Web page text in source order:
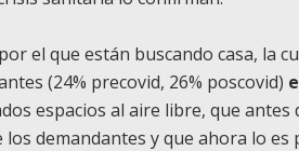
el que están buscando casa, la
(24% precovid, 26% poscovid)
espacios al aire libre, que antes
demandantes y que ahora lo es